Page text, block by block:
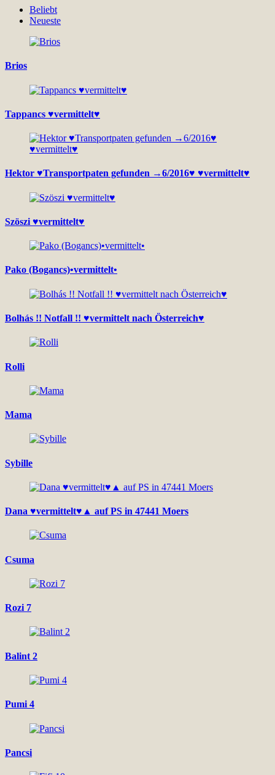
Beliebt
Neueste
Brios
Tappancs ♥vermittelt♥
Hektor ♥Transportpaten gefunden →6/2016♥ ♥vermittelt♥
Szöszi ♥vermittelt♥
Pako (Bogancs)•vermittelt•
Bolhás !! Notfall !! ♥vermittelt nach Österreich♥
Rolli
Mama
Sybille
Dana ♥vermittelt♥▲ auf PS in 47441 Moers
Csuma
Rozi 7
Balint 2
Pumi 4
Pancsi